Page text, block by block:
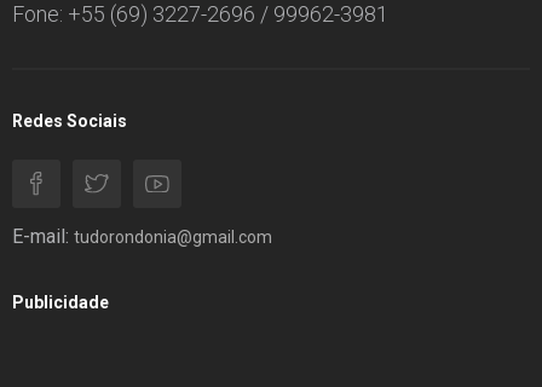
Fone: +55 (69) 3227-2696 / 99962-3981
Redes Sociais
E-mail: tudorondonia@gmail.com
Publicidade